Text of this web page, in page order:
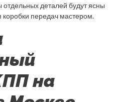
деталей будут ясны
коробки передач мастером.
на